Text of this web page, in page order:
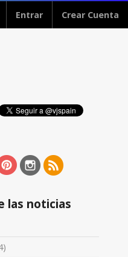
Entrar Crear Cuenta
las noticias